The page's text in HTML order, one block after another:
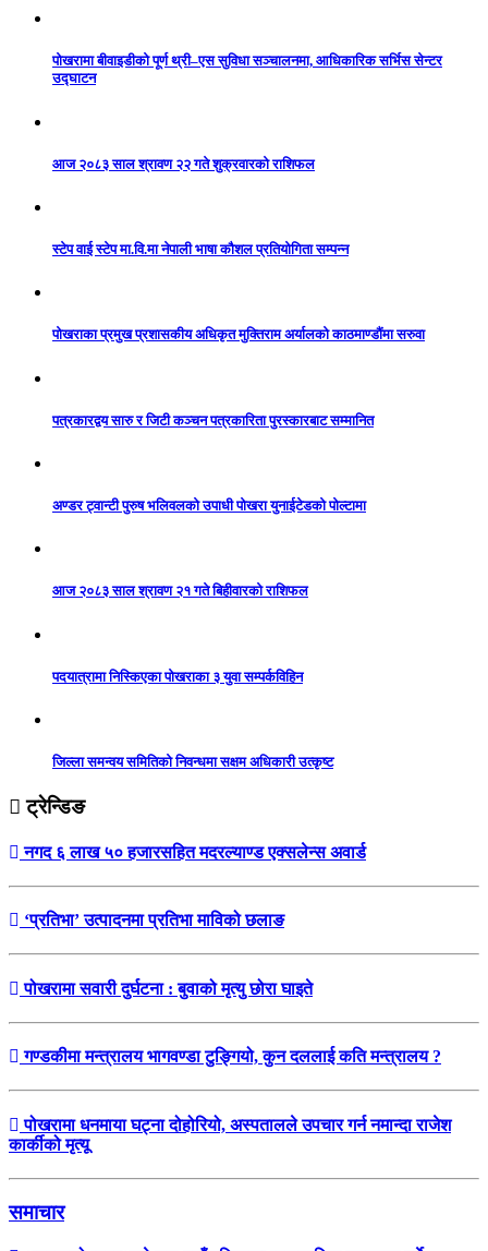
पोखरामा बीवाइडीको पूर्ण थ्री–एस सुविधा सञ्चालनमा, आधिकारिक सर्भिस सेन्टर
उद्घाटन
आज २०८३ साल श्रावण २२ गते शुक्रवारको राशिफल
स्टेप वाई स्टेप मा.वि.मा नेपाली भाषा कौशल प्रतियोगिता सम्पन्न
पोखराका प्रमुख प्रशासकीय अधिकृत मुक्तिराम अर्यालको काठमाण्डौंमा सरुवा
पत्रकारद्वय सारु र जिटी कञ्चन पत्रकारिता पुरस्कारबाट सम्मानित
अण्डर ट्वान्टी पुरुष भलिवलको उपाधी पोखरा युनाईटेडको पोल्टामा
आज २०८३ साल श्रावण २१ गते बिहीवारको राशिफल
पदयात्रामा निस्किएका पोखराका ३ युवा सम्पर्कविहिन
जिल्ला समन्वय समितिको निवन्धमा सक्षम अधिकारी उत्कृष्ट
ट्रेन्डिङ
नगद ६ लाख ५० हजारसहित मदरल्याण्ड एक्सलेन्स अवार्ड
‘प्रतिभा’ उत्पादनमा प्रतिभा माविको छलाङ
पोखरामा सवारी दुर्घटना : बुवाको मृत्यु छोरा घाइते
गण्डकीमा मन्त्रालय भागवण्डा टुङ्गियो, कुन दललाई कति मन्त्रालय ?
पोखरामा धनमाया घट्ना दोहोरियो, अस्पतालले उपचार गर्न नमान्दा राजेश
कार्कीको मृत्यू
समाचार